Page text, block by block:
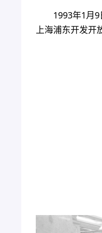
1993年1月
上海浦东开发开